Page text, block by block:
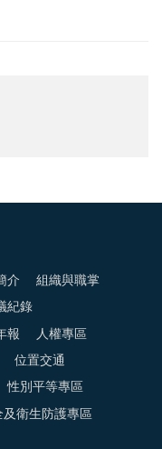
介 組織與職掌
紀錄
報 人權專區
位置交通
性別平等專區
及衛生防護專區